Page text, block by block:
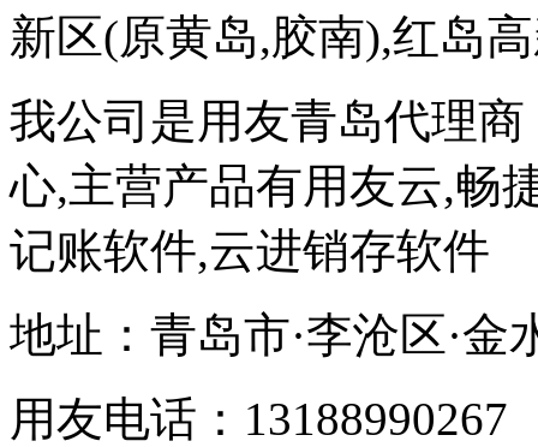
新区(原黄岛,胶南),红岛
我公司是用友青岛代理
心,主营产品有用友云,畅
记账软件,云进销存软件
地址：青岛市·李沧区·
用友电话：13188990267